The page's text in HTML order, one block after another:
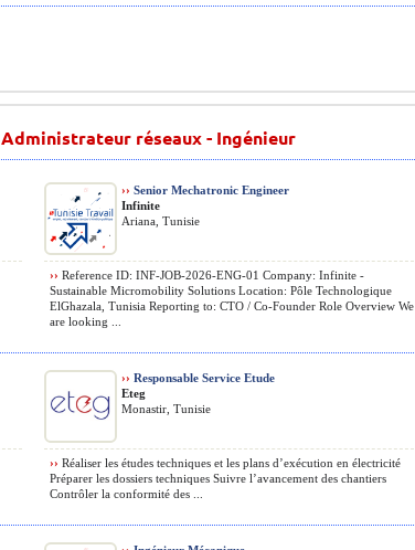
Administrateur réseaux - Ingénieur
›› Senior Mechatronic Engineer
Infinite
Ariana, Tunisie
›› Reference ID: INF-JOB-2026-ENG-01 Company: Infinite -
Sustainable Micromobility Solutions Location: Pôle Technologique
ElGhazala, Tunisia Reporting to: CTO / Co-Founder Role Overview We
are looking ...
›› Responsable Service Etude
Eteg
Monastir, Tunisie
›› Réaliser les études techniques et les plans d’exécution en électricité
Préparer les dossiers techniques Suivre l’avancement des chantiers
Contrôler la conformité des ...